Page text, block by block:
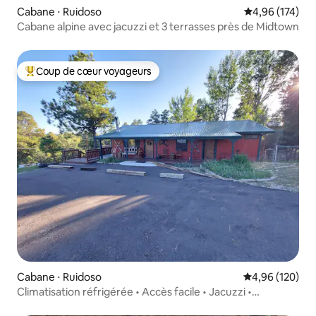
Cabane ⋅ Ruidoso Évaluation
4,96 (174)
Cabane alpine avec jacuzzi et 3 terrasses près de Midtown
Coups de cœur voyageurs les plus appréciés
Coup de cœur voyageurs
Cabane ⋅ Ruidoso Évaluation
4,96 (120)
Climatisation réfrigérée • Accès facile • Jacuzzi •